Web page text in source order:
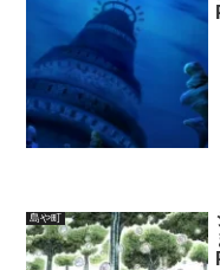
島や町